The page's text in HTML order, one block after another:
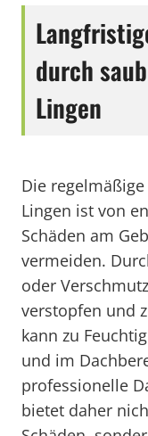
durch
Lingen
Die
Lingen ist von
Schäden am
vermeiden.
oder
verstopfen und
kann zu
und im
professionelle
bietet daher